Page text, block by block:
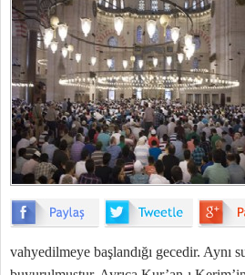
vahyedilmeye başlandığı gecedir. Aynı